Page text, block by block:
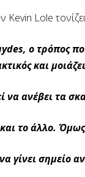
Lole
ο τρόπος
και
ανέβει τα
το άλλο.
γίνει σημείο